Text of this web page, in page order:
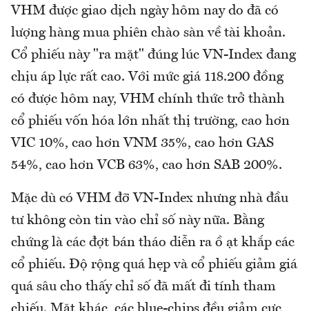
VHM được giao dịch ngày hôm nay do đã có
lượng hàng mua phiên chào sàn về tài khoản.
Cổ phiếu này "ra mặt" đúng lúc VN-Index đang
chịu áp lực rất cao. Với mức giá 118.200 đồng
có được hôm nay, VHM chính thức trở thành
cổ phiếu vốn hóa lớn nhất thị trường, cao hơn
VIC 10%, cao hơn VNM 35%, cao hơn GAS
54%, cao hơn VCB 63%, cao hơn SAB 200%.
Mặc dù có VHM đỡ VN-Index nhưng nhà đầu
tư không còn tin vào chỉ số này nữa. Bằng
chứng là các đợt bán tháo diễn ra ồ ạt khắp các
cổ phiếu. Độ rộng quá hẹp và cổ phiếu giảm giá
quá sâu cho thấy chỉ số đã mất đi tính tham